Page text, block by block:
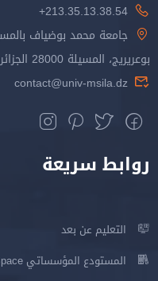
213.35.13.38.54+
جامعة محمد بوضياف
بوعريريج، المسيلة 28000 الجزائر
contact@univ-msila.dz
روابط سريعة
التعليم عن بعد
المستودع المؤسساتي DSpace